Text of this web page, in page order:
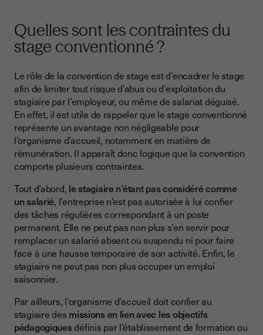
Quelles sont les contraintes du
stage conventionné ?
Le rôle de la convention de stage est d’encadrer le stage
afin de limiter tout risque d’abus ou d’exploitation du
stagiaire par l’employeur, ou même de salariat déguisé.
En effet, il est utile de rappeler que le stage conventionné
représente un avantage non négligeable pour
l’organisme d’accueil, notamment en matière de
rémunération. Il apparaît donc logique que la convention
comporte plusieurs contraintes.
Tout d’abord, le stagiaire n’étant pas considéré comme
un salarié, l’entreprise n’est pas autorisée à lui confier
des tâches régulières correspondant à un poste
permanent. Elle ne peut pas non plus s’en servir pour
remplacer un salarié absent ou suspendu ni pour faire
face à une hausse temporaire de son activité. Enfin, le
stagiaire ne peut pas non plus occuper un emploi
saisonnier.
Par ailleurs, l’organisme d’accueil doit confier au
stagiaire des missions en lien avec les objectifs
pédagogiquesdéfinis par l’établissement de formation ou